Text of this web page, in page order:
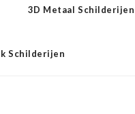
3D Metaal Schilderijen
Schilderijen